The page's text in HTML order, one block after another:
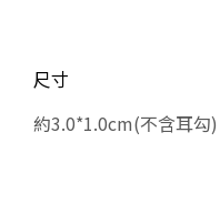
尺寸
約3.0*1.0cm(不含耳勾)